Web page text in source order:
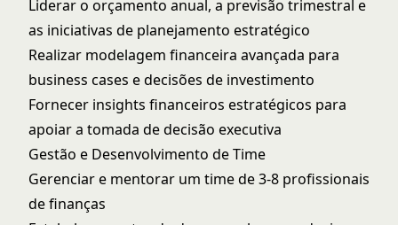
Liderar o orçamento anual, a previsão trimestral e
as iniciativas de planejamento estratégico
Realizar modelagem financeira avançada para
business cases e decisões de investimento
Fornecer insights financeiros estratégicos para
apoiar a tomada de decisão executiva
Gestão e Desenvolvimento de Time
Gerenciar e mentorar um time de 3-8 profissionais
de finanças